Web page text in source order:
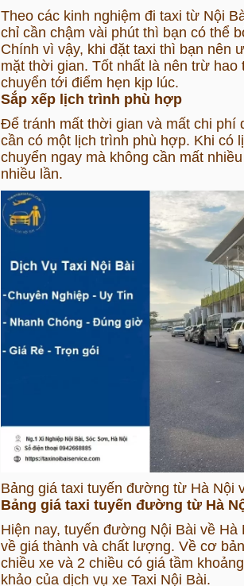
Theo các kinh nghiệm đi taxi từ Nội
chỉ cần chậm vài phút thì bạn có thể
Chính vì vậy, khi đặt taxi thì bạn nên
mặt thời gian. Tốt nhất là nên trừ
chuyển tới điểm hẹn kịp lúc.
Sắp xếp lịch trình phù hợp
Để tránh mất thời gian và mất chi phí
cần có một lịch trình phù hợp. Khi có
chuyển ngay mà không cần mất
nhiều lần.
Bảng giá taxi tuyến đường từ Hà Nội
Bảng giá taxi tuyến đường từ Hà
Hiện nay, tuyến đường Nội Bài về
về giá thành và chất lượng. Về cơ
chiều xe và 2 chiều có giá tầm
khảo của dịch vụ xe Taxi Nội Bài.